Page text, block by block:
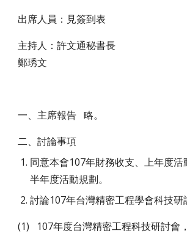
出席人員：見簽到表
主持人：許文通秘書
鄭琇文
一、主席報告 略。
二、討論事項
同意本會107年財務收支、上年度
半年度活動規劃。
討論107年台灣精密工程學會科技研
(1) 107年度台灣精密工程科技研討會